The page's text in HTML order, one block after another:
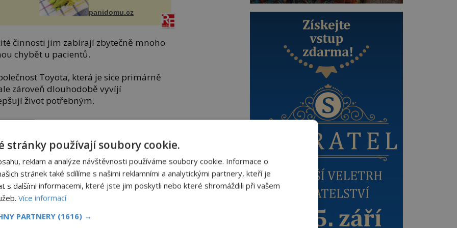
panidomu.cz
činnosti jim zabírají zbytečně mnoho
chybět u pacientů.
Toyota, která je sice primárně
zároveň dlouhodobě vyvíjí
život potřebným.
Memorial Hospital v Toyota City v
provozuje Toyota Motor
oddělení vývoje robotů.
celé dva týdny v patách zdravotním
s cílem zjistit, jak jim v jejich úsilí co
stránky používají soubory cookie.
reklam a analýze návštěvnosti používáme soubory cookie. Informace o
stránek také sdílíme s našimi reklamními a analytickými partnery, kteří je
s dalšími informacemi, které jste jim poskytli nebo které shromáždili při vašem
Více informací
PARTNERY (1616) →